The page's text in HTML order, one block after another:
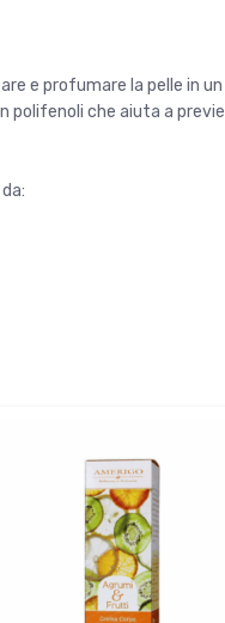
profumare la pelle in un
che aiuta a